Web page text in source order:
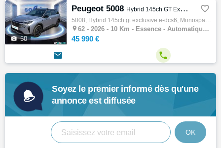
 50
Peugeot 5008 Hybrid 145ch GT Exclusive e-DCS6 
5008, Hybrid 145ch gt exclusive e-dcs6, Monospace, 07/2026, 136ch, 7cv, 10 km, 5 portes, 7 places, Clim. auto, Essence, Boite de vitesse au…
 62 - 2026 - 10 Km - Essence - Automatique - Monospace
45 990 €
 
Soyez le premier informé dès qu'une
annonce est diffusée
OK